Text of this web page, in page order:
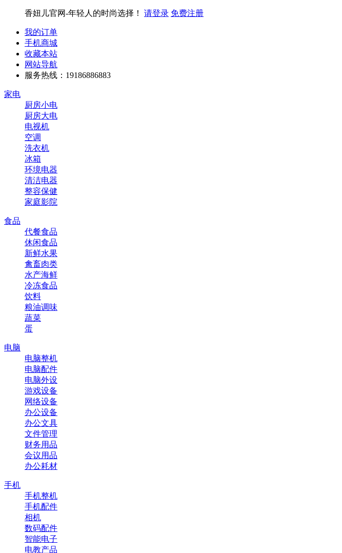
香妞儿官网-年轻人的时尚选择！ 请登录 免费注册
我的订单
手机商城
收藏本站
网站导航
服务热线：19186886883
家电
厨房小电
厨房大电
电视机
空调
洗衣机
冰箱
环境电器
清洁电器
整容保健
家庭影院
食品
代餐食品
休闲食品
新鲜水果
禽畜肉类
水产海鲜
冷冻食品
饮料
粮油调味
蔬菜
蛋
电脑
电脑整机
电脑配件
电脑外设
游戏设备
网络设备
办公设备
办公文具
文件管理
财务用品
会议用品
办公耗材
手机
手机整机
手机配件
相机
数码配件
智能电子
电教产品